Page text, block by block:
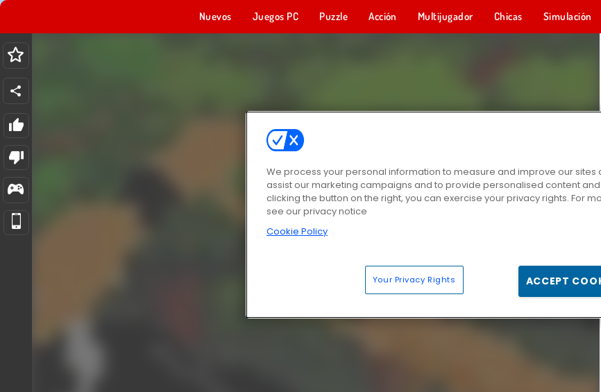
Nuevos Juegos PC Puzzle Acción Multijugador Chicas Simulación
We process your personal information to measure and improve our sites
assist our marketing campaigns and to provide personalised content and
clicking the button on the right, you can exercise your privacy rights. For
see our privacy notice
Cookie Policy
Your Privacy Rights ACCEPT